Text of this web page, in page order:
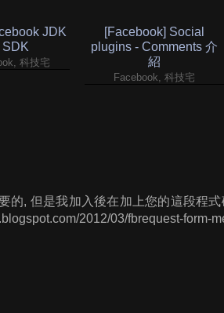
JDK
SDK
科技宅
[Facebook] Social
plugins - Comments 介
紹
Facebook, 科技宅
, 但是我加入後在加上您的這段程
2012/03/fbrequest-form-